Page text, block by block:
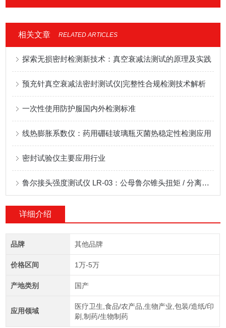
相关文章 RELATED ARTICLES
探索无损密封检测新技术：真空衰减法测试的原理及实践
预充针真空衰减法密封测试仪|完整性合规检测技术解析
一次性使用防护服国内外检测标准
线热膨胀系数仪：药用硼硅玻璃瓶灭菌热稳定性检测应用
密封试验仪主要应用行业
鲁尔接头强度测试仪 LR-03：公母鲁尔锥头扭矩 / 分离力量化检测专业选择
详细介绍
品牌 其他品牌
价格区间 1万-5万
产地类别 国产
应用领域
医疗卫生,食品/农产品,生物产业,包装/造纸/印
刷,制药/生物制药